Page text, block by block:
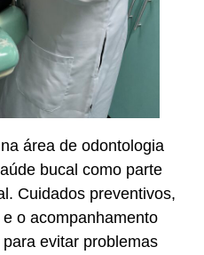
área de odontologia
bucal como parte
Cuidados preventivos,
o acompanhamento
evitar problemas